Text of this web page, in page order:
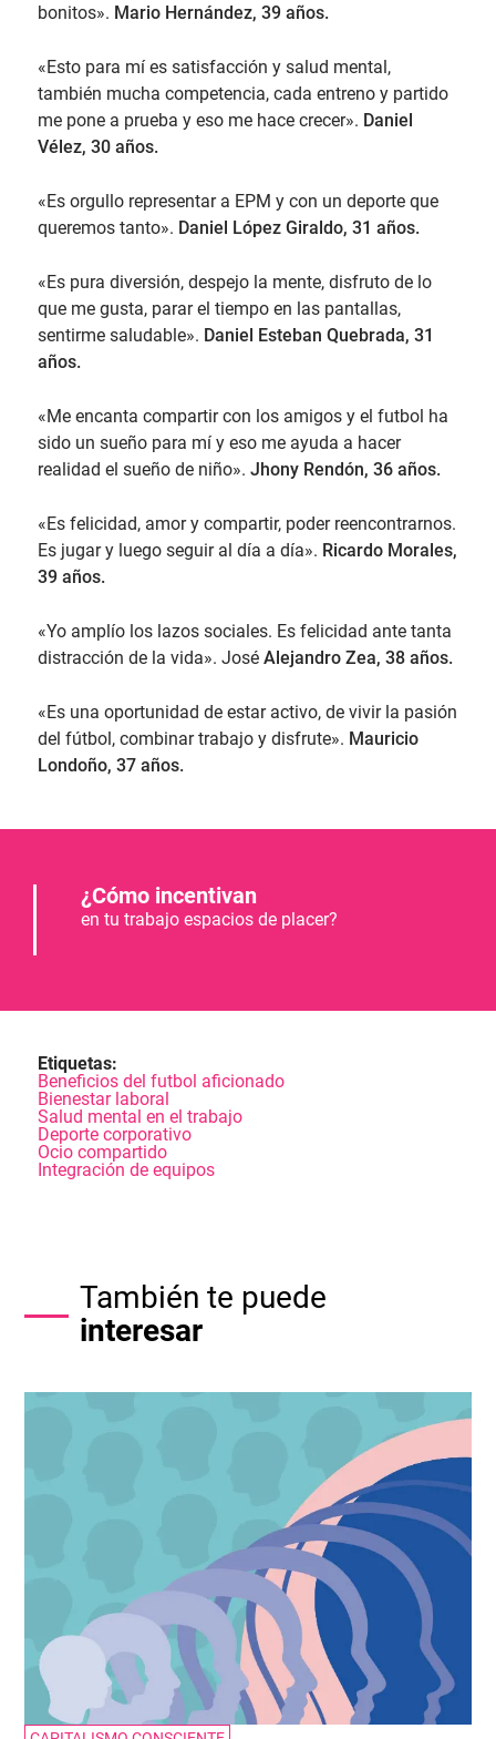
bonitos». Mario Hernández, 39 años.
«Esto para mí es satisfacción y salud mental,
también mucha competencia, cada entreno y partido
me pone a prueba y eso me hace crecer». Daniel
Vélez, 30 años.
«Es orgullo representar a EPM y con un deporte que
queremos tanto». Daniel López Giraldo, 31 años.
«Es pura diversión, despejo la mente, disfruto de lo
que me gusta, parar el tiempo en las pantallas,
sentirme saludable». Daniel Esteban Quebrada, 31
años.
«Me encanta compartir con los amigos y el futbol ha
sido un sueño para mí y eso me ayuda a hacer
realidad el sueño de niño». Jhony Rendón, 36 años.
«Es felicidad, amor y compartir, poder reencontrarnos.
Es jugar y luego seguir al día a día». Ricardo Morales,
39 años.
«Yo amplío los lazos sociales. Es felicidad ante tanta
distracción de la vida». José Alejandro Zea, 38 años.
«Es una oportunidad de estar activo, de vivir la pasión
del fútbol, combinar trabajo y disfrute». Mauricio
Londoño, 37 años.
¿Cómo incentivan
en tu trabajo espacios de placer?
Etiquetas:
Beneficios del futbol aficionado
Bienestar laboral
Salud mental en el trabajo
Deporte corporativo
Ocio compartido
Integración de equipos
También te puede
interesar